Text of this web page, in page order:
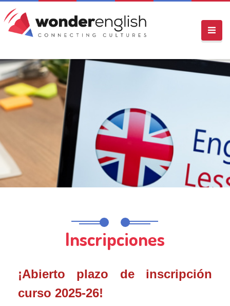
Inscripciones
¡Abierto plazo de inscripción
curso 2025-26!